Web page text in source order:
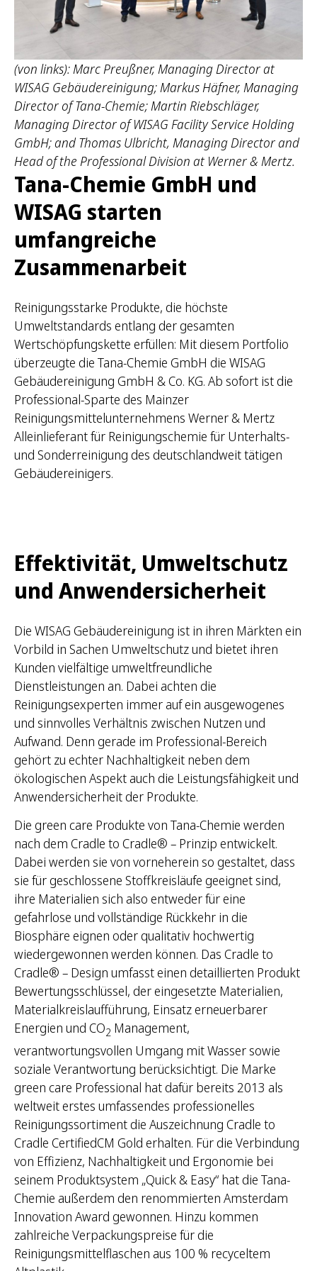
(von links): Marc Preußner, Managing Director at
WISAG Gebäudereinigung; Markus Häfner, Managing
Director of Tana-Chemie; Martin Riebschläger,
Managing Director of WISAG Facility Service Holding
GmbH; and Thomas Ulbricht, Managing Director and
Head of the Professional Division at Werner & Mertz.
Tana-Chemie GmbH und
WISAG starten
umfangreiche
Zusammenarbeit
Reinigungsstarke Produkte, die höchste
Umweltstandards entlang der gesamten
Wertschöpfungskette erfüllen: Mit diesem Portfolio
überzeugte die Tana-Chemie GmbH die WISAG
Gebäudereinigung GmbH & Co. KG. Ab sofort ist die
Professional-Sparte des Mainzer
Reinigungsmittelunternehmens Werner & Mertz
Alleinlieferant für Reinigungschemie für Unterhalts-
und Sonderreinigung des deutschlandweit tätigen
Gebäudereinigers.
Effektivität, Umweltschutz
und Anwendersicherheit
Die WISAG Gebäudereinigung ist in ihren Märkten ein
Vorbild in Sachen Umweltschutz und bietet ihren
Kunden vielfältige umweltfreundliche
Dienstleistungen an. Dabei achten die
Reinigungsexperten immer auf ein ausgewogenes
und sinnvolles Verhältnis zwischen Nutzen und
Aufwand. Denn gerade im Professional-Bereich
gehört zu echter Nachhaltigkeit neben dem
ökologischen Aspekt auch die Leistungsfähigkeit und
Anwendersicherheit der Produkte.
Die green care Produkte von Tana-Chemie werden
nach dem Cradle to Cradle® – Prinzip entwickelt.
Dabei werden sie von vorneherein so gestaltet, dass
sie für geschlossene Stoffkreisläufe geeignet sind,
ihre Materialien sich also entweder für eine
gefahrlose und vollständige Rückkehr in die
Biosphäre eignen oder qualitativ hochwertig
wiedergewonnen werden können. Das Cradle to
Cradle® – Design umfasst einen detaillierten Produkt
Bewertungsschlüssel, der eingesetzte Materialien,
Materialkreislaufführung, Einsatz erneuerbarer
Energien und CO2 Management,
verantwortungsvollen Umgang mit Wasser sowie
soziale Verantwortung berücksichtigt. Die Marke
green care Professional hat dafür bereits 2013 als
weltweit erstes umfassendes professionelles
Reinigungssortiment die Auszeichnung Cradle to
Cradle CertifiedCM Gold erhalten. Für die Verbindung
von Effizienz, Nachhaltigkeit und Ergonomie bei
seinem Produktsystem „Quick & Easy“ hat die Tana-
Chemie außerdem den renommierten Amsterdam
Innovation Award gewonnen. Hinzu kommen
zahlreiche Verpackungspreise für die
Reinigungsmittelflaschen aus 100 % recyceltem